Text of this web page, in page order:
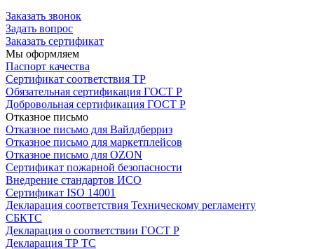
Заказать звонок
Задать вопрос
Заказать сертификат
Мы оформляем
Паспорт качества
Сертификат соответствия ТР
Обязательная сертификация ГОСТ Р
Добровольная сертификация ГОСТ Р
Отказное письмо
Отказное письмо для Вайлдберриз
Отказное письмо для маркетплейсов
Отказное письмо для OZON
Сертификат пожарной безопасности
Внедрение стандартов ИСО
Сертификат ISO 14001
Декларация соответствия Техническому регламенту
СБКТС
Декларация о соответствии ГОСТ Р
Декларация ТР ТС